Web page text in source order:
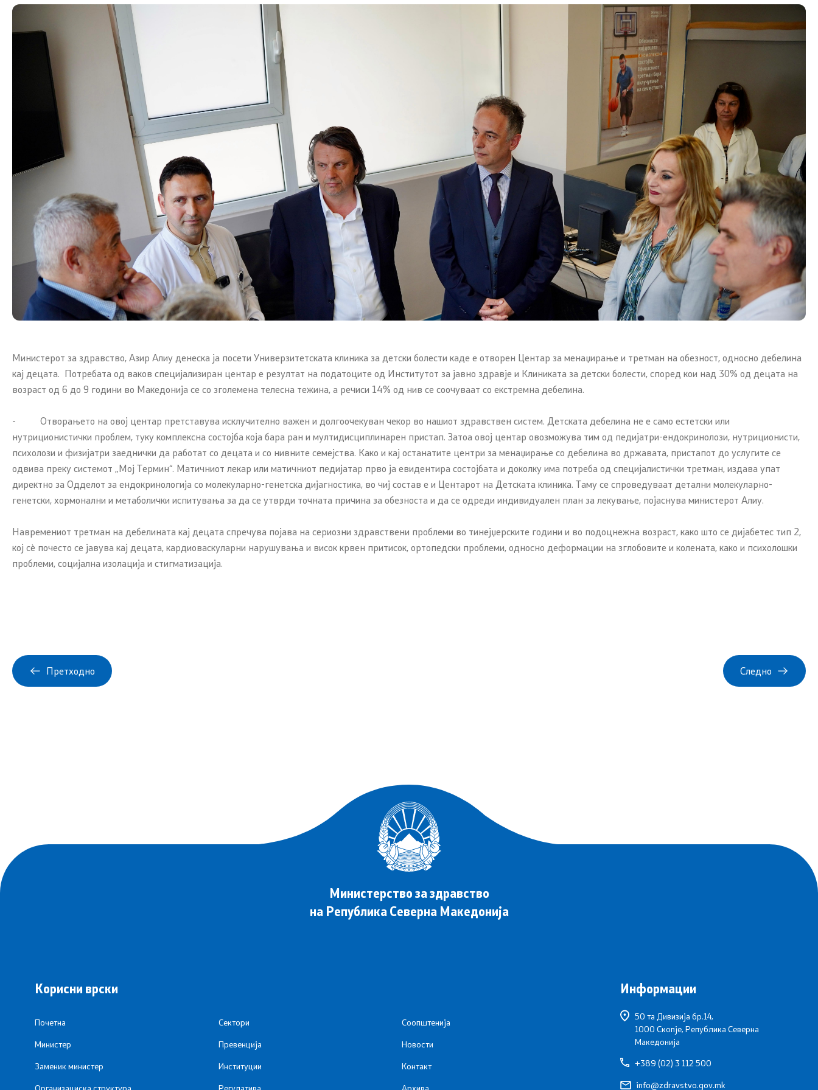
Органи во состав
Организација и систематизација
Органограм
Кодекс за административни
службеници
Ревизорски извештаи
Акциски планови
Обрасци
Презентации
Односи со јавност
Соопштенија
Новости
Прес-конференции
Слободен пристап до информации
Листа на информации од јавен
карактер
Анкети
Флаери
Доктори од дијаспората –
изразување интерес
Контакт
Контакт
ЈЗУ Центри за јавно здравје
Заштитено внатрешно пријавување
Пријавете неправилност
ЧПП - Често поставувани прашања
Изјава за пристапност
Со еден клик до сите услуги
Министерот за здравство, Азир Алиу денеска ја посети Универзитетската клиника за детски болести каде е отворен Центар за менаџирање и третман на обезност, односно дебелина
кај децата. Потребата од ваков специјализиран центар е резултат на податоците од Институтот за јавно здравје и Клиниката за детски болести, според кои над 30% од децата на
возраст од 6 до 9 години во Македонија се со зголемена телесна тежина, а речиси 14% од нив се соочуваат со екстремна дебелина.
- Отворањето на овој центар претставува исклучително важен и долгоочекуван чекор во нашиот здравствен систем. Детската дебелина не е само естетски или
нутриционистички проблем, туку комплексна состојба која бара ран и мултидисциплинарен пристап. Затоа овој центар овозможува тим од педијатри-ендокринолози, нутриционисти,
психолози и физијатри заеднички да работат со децата и со нивните семејства. Како и кај останатите центри за менаџирање со дебелина во државата, пристапот до услугите се
одвива преку системот „Мој Термин“. Матичниот лекар или матичниот педијатар прво ја евидентира состојбата и доколку има потреба од специјалистички третман, издава упат
директно за Одделот за ендокринологија со молекуларно-генетска дијагностика, во чиј состав е и Центарот на Детската клиника. Таму се спроведуваат детални молекуларно-
генетски, хормонални и метаболички испитувања за да се утврди точната причина за обезноста и да се одреди индивидуален план за лекување, појаснува министерот Алиу.
Навремениот третман на дебелината кај децата спречува појава на сериозни здравствени проблеми во тинејџерските години и во подоцнежна возраст, како што се дијабетес тип 2,
кој сè почесто се јавува кај децата, кардиоваскуларни нарушувања и висок крвен притисок, ортопедски проблеми, односно деформации на зглобовите и колената, како и психолошки
проблеми, социјална изолација и стигматизација.
Претходно Следно
Министерство за здравство
на Република Северна Македонија
Корисни врски
Почетна
Министер
Заменик министер
Сектори
Превенција
Институции
Соопштенија
Новости
Контакт
Информации
50 та Дивизија бр.14,
1000 Скопје, Република Северна
Македонија
+389 (02) 3 112 500
info@zdravstvo.gov.mk